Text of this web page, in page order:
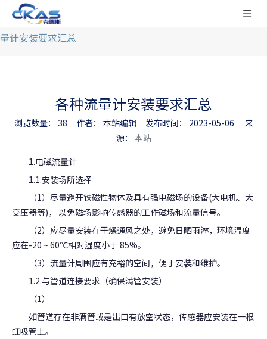
当前所在位置:
各种流
量计安装要求汇总
各种流量计安装要求汇总
浏览数量： 38 作者： 本站编辑 发布时间： 2023-05-06 来
源： 本站
1.电磁流量计
1.1.安装场所选择
（1）尽量避开铁磁性物体及具有强电磁场的设备(大电机、大
变压器等)， 以免磁场影响传感器的工作磁场和流量信号。
（2）应尽量安装在干燥通风之处，避免日晒雨淋，环境温度
应在-20 ~ 60℃相对湿度小于 85%。
（3）流量计周围应有充裕的空间，便于安装和维护。
1.2.与管道连接要求（确保满管安装）
（1）
如管道存在非满管或是出口有放空状态，传感器应安装在一根
虹吸管上。